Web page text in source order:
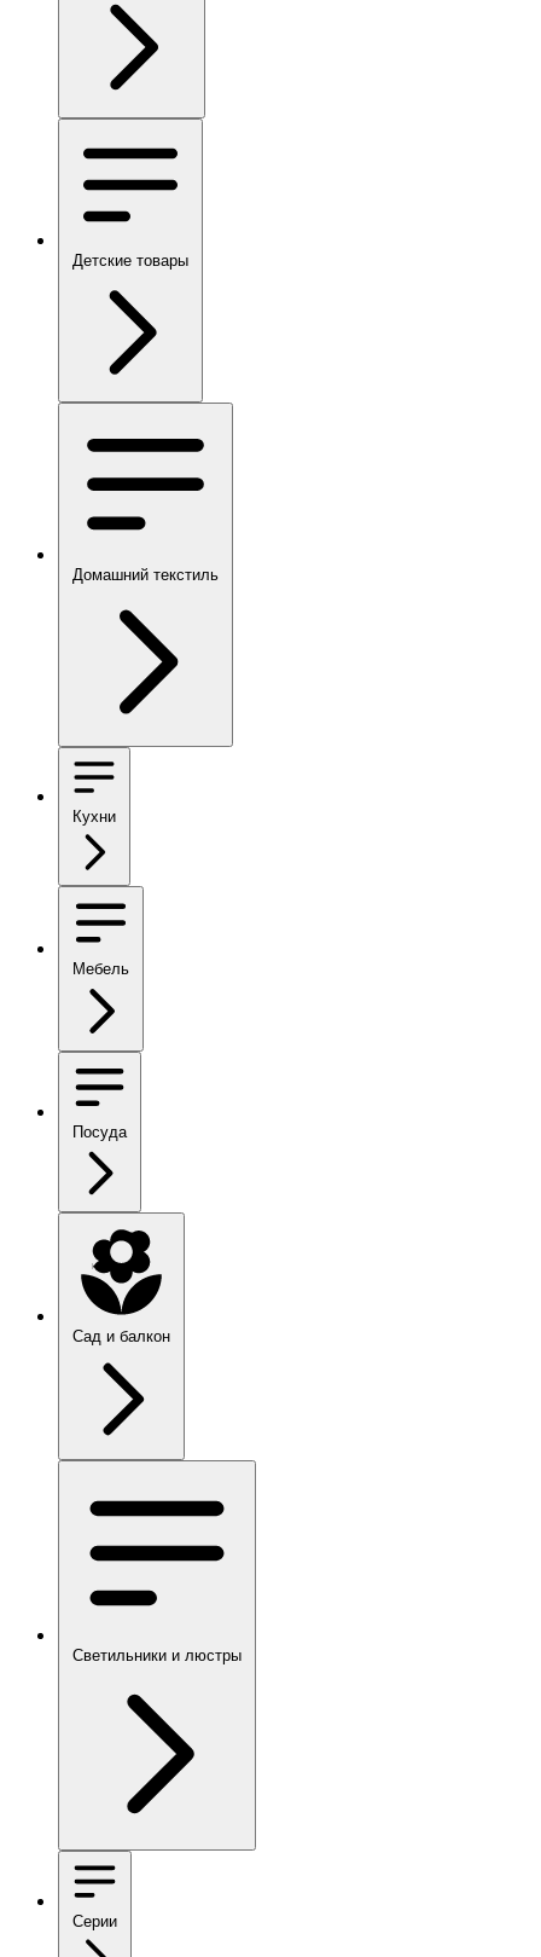
Детские товары
Домашний текстиль
Кухни
Мебель
Посуда
Сад и балкон
Светильники и люстры
Серии